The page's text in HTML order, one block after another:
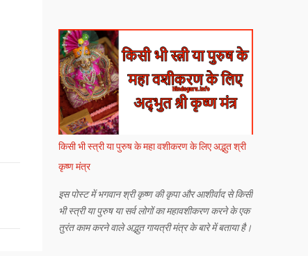
किसी भी स्त्री या पुरुष के महा वशीकरण के लिए अद्भुत श्री
कृष्ण मंत्र
इस पोस्ट में भगवान श्री कृष्ण की कृपा और आशीर्वाद से किसी
भी स्त्री या पुरुष या सर्व लोगों का महावशीकरण करने के एक
तुरंत काम करने वाले अद्भुत गायत्री मंत्र के बारे में बताया है।